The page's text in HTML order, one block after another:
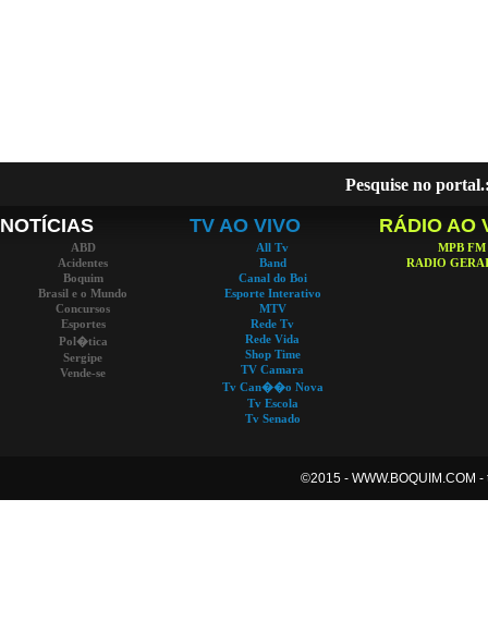
Pesquise no
NOTÍCIAS TV AO VIVO RÁDIO AO
ABD
Acidentes
Boquim
Brasil e o Mundo
Concursos
Esportes
Pol�tica
Sergipe
Vende-se
All Tv
Band
Canal do Boi
Esporte Interativo
MTV
Rede Tv
Rede Vida
Shop Time
TV Camara
Tv Can��o Nova
Tv Escola
Tv Senado
MPB FM
RADIO
©2015 - WWW.BOQUIM.COM